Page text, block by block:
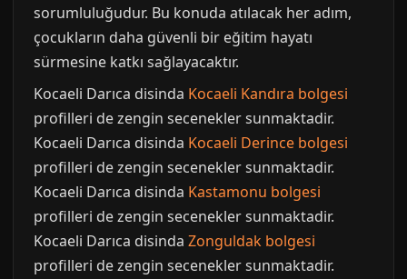
sorumluluğudur. Bu konuda atılacak her adım,
çocukların daha güvenli bir eğitim hayatı
sürmesine katkı sağlayacaktır.
Kocaeli Darıca disinda Kocaeli Kandıra bolgesi
profilleri de zengin secenekler sunmaktadir.
Kocaeli Darıca disinda Kocaeli Derince bolgesi
profilleri de zengin secenekler sunmaktadir.
Kocaeli Darıca disinda Kastamonu bolgesi
profilleri de zengin secenekler sunmaktadir.
Kocaeli Darıca disinda Zonguldak bolgesi
profilleri de zengin secenekler sunmaktadir.